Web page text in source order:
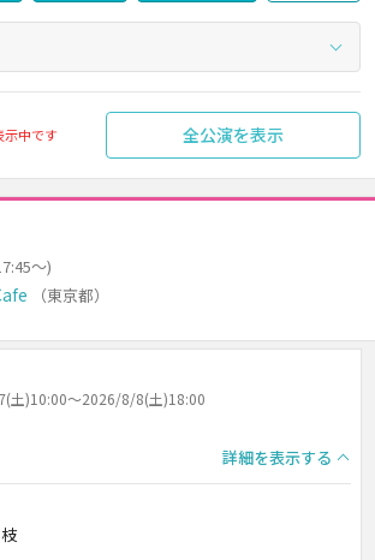
中です 全公演を表示
～)
（東京都）
土)10:00～2026/8/8(土)18:00
詳細を表示する